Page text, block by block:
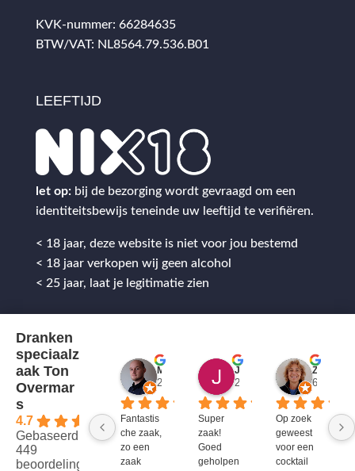
KVK-nummer: 66284635
BTW/VAT: NL8564.79.536.B01
LEEFTIJD
let op: bij de bezorging wordt gevraagd om een
identiteitsbewijs teneinde uw leeftijd te verifiëren.
< 18 jaar, deze website is niet voor jou bestemd
< 18 jaar verkopen wij geen alcohol
< 25 jaar, laat je legitimatie zien
Dranken
speciaalz
aak Ton
Overmar
s
4.7
Gebaseerd op
449
beoordelingen
2 jaar geleden
Fantastis
che zaak,
zo een
zaak
2 jaar geleden
Super
zaak!
Goed
geholpen
6 jaar
Op zoek
geweest
voor een
cocktail